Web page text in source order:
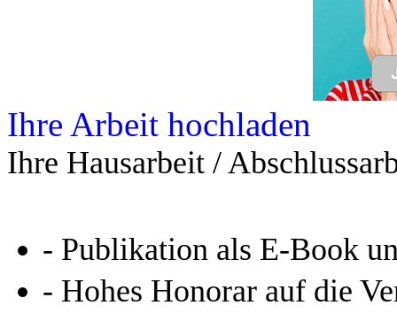
Ihre Arbeit hochladen
Ihre Hausarbeit /
- Publikation als E-Book
- Hohes Honorar auf die